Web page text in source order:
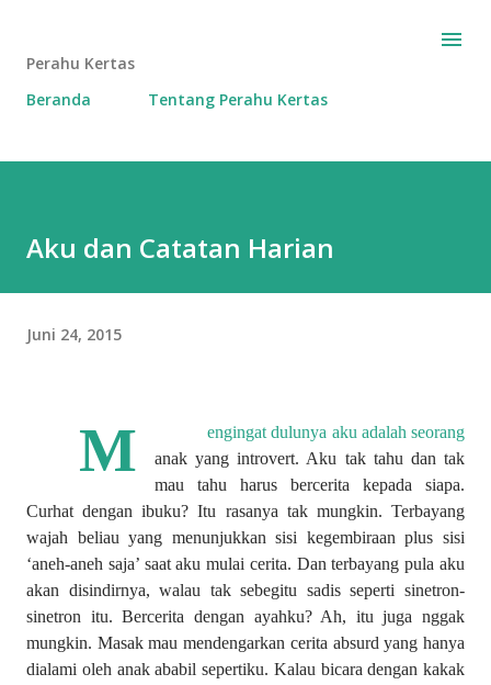
Perahu Kertas
Beranda
Tentang Perahu Kertas
Aku dan Catatan Harian
Juni 24, 2015
M
engingat dulunya aku adalah seorang
anak yang introvert. Aku tak tahu dan tak
mau tahu harus bercerita kepada siapa.
Curhat dengan ibuku? Itu rasanya tak mungkin. Terbayang
wajah beliau yang menunjukkan sisi kegembiraan plus sisi
‘aneh-aneh saja’ saat aku mulai cerita. Dan terbayang pula aku
akan disindirnya, walau tak sebegitu sadis seperti sinetron-
sinetron itu. Bercerita dengan ayahku? Ah, itu juga nggak
mungkin. Masak mau mendengarkan cerita absurd yang hanya
dialami oleh anak ababil sepertiku. Kalau bicara dengan kakak